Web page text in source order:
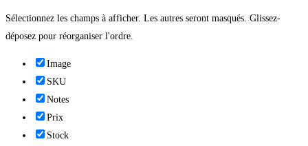
Sélectionnez les champs à afficher. Les autres seront masqués. Glissez-
déposez pour réorganiser l'ordre.
Image
SKU
Notes
Prix
Stock